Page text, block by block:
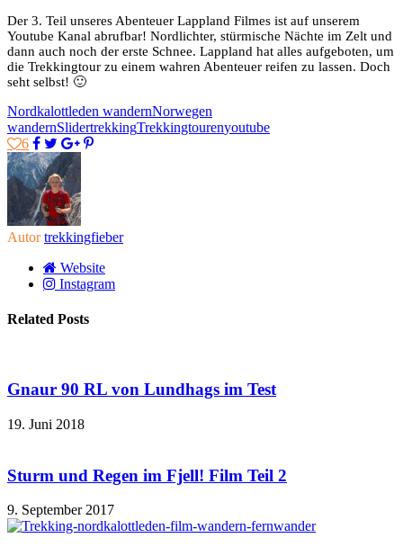
Der 3. Teil unseres Abenteuer Lappland Filmes ist auf unserem
Youtube Kanal abrufbar! Nordlichter, stürmische Nächte im Zelt und
dann auch noch der erste Schnee. Lappland hat alles aufgeboten, um
die Trekkingtour zu einem wahren Abenteuer reifen zu lassen. Doch
seht selbst! 🙂
Nordkalottleden wandernNorwegen
wandernSlidertrekkingTrekkingtourenyoutube
6
Autor trekkingfieber
Website
Instagram
Related Posts
Gnaur 90 RL von Lundhags im Test
19. Juni 2018
Sturm und Regen im Fjell! Film Teil 2
9. September 2017